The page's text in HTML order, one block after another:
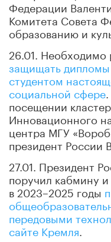
Федерации
Комитета Совета
образованию и
26.01. Необходимо
защищать дипломы
студентом
социальной сфере
посещении
Инновационного
центра МГУ
президент России
27.01. Президент
поручил кабмину
в 2023–2025 годы
передовыми
сайте Кремля